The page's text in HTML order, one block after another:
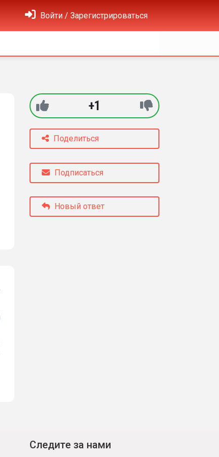
Войти / Зарегистрироваться
+1
Поделиться
Подписаться
Новый ответ
Следите за нами